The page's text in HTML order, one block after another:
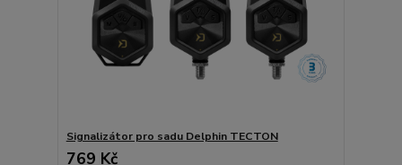
Signalizátor pro sadu Delphin TECTON
769 Kč